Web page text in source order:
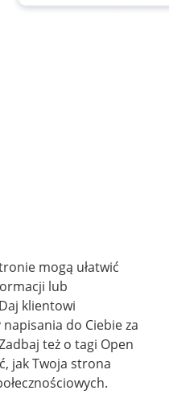
mogą ułatwić
lub
klientowi
do Ciebie za
też o tagi Open
jak Twoja strona